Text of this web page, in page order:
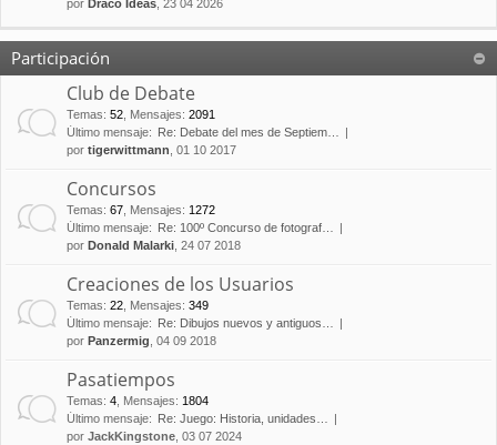
por Draco Ideas , 23 04 2026
Participación
Club de Debate
Temas: 52 Mensajes: 2091
Último mensaje:
Re: Debate del mes de Septiem…
por tigerwittmann , 01 10 2017
Concursos
Temas: 67 Mensajes: 1272
Último mensaje:
Re: 100º Concurso de fotograf…
por Donald Malarki , 24 07 2018
Creaciones de los Usuarios
Temas: 22 Mensajes: 349
Último mensaje:
Re: Dibujos nuevos y antiguos…
por Panzermig , 04 09 2018
Pasatiempos
Temas: 4 Mensajes: 1804
Último mensaje:
Re: Juego: Historia, unidades…
por JackKingstone , 03 07 2024